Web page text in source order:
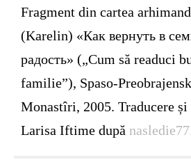
Fragment din cartea
(Karelin) «Как вернуть в
радость» („Cum să readuci
familie”), Spaso-
Monastîri, 2005. Traducere și
Larisa Iftime după